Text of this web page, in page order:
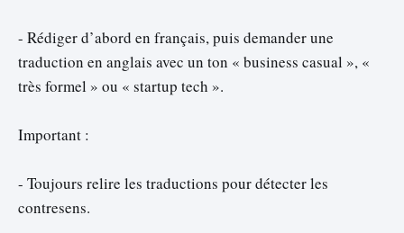
- Rédiger d’abord en français, puis demander une
traduction en anglais avec un ton « business casual », «
très formel » ou « startup tech ».
Important :
- Toujours relire les traductions pour détecter les
contresens.